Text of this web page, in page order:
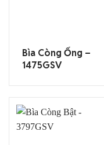
Bìa Còng Ống –
1475GSV